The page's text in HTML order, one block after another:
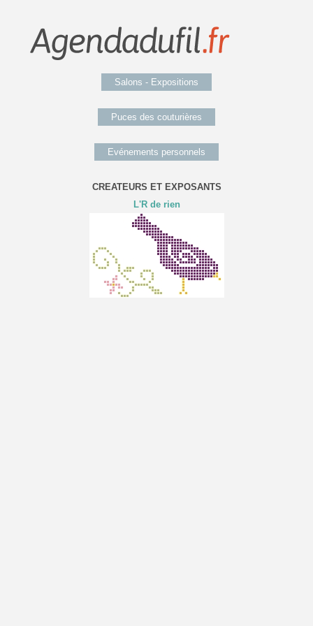
Salons - Expositions
Puces des couturières
Evénements personnels
CREATEURS ET EXPOSANTS
L'R de rien